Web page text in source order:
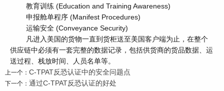
教育训练 (Education and Training Awareness)
申报舱单程序 (Manifest Procedures)
运输安全 (Conveyance Security)
凡进入美国的货物一直到货柜送至美国客户端为止，在整个
供应链中必须有一套完整的数据记录，包括供货商的货品数据、运
送过程、栈放时间、人员名单等。
上一个： C-TPAT反恐认证中的安全问题点
下一个： 通过C-TPAT反恐认证的好处